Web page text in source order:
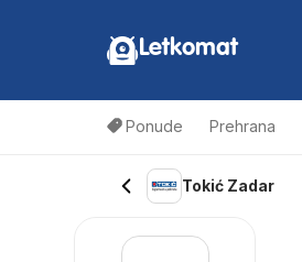
Letkomat
Ponude Prehrana
Tokić Zadar